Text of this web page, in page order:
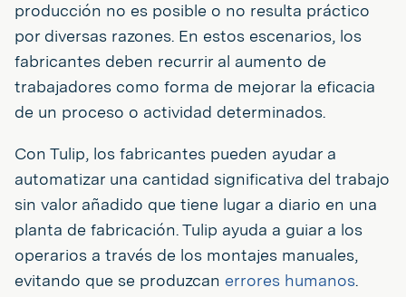
producción no es posible o no resulta práctico
por diversas razones. En estos escenarios, los
fabricantes deben recurrir al aumento de
trabajadores como forma de mejorar la eficacia
de un proceso o actividad determinados.
Con Tulip, los fabricantes pueden ayudar a
automatizar una cantidad significativa del trabajo
sin valor añadido que tiene lugar a diario en una
planta de fabricación. Tulip ayuda a guiar a los
operarios a través de los montajes manuales,
evitando que se produzcan errores humanos.